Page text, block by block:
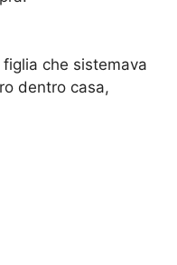
che sistemava
dentro casa,